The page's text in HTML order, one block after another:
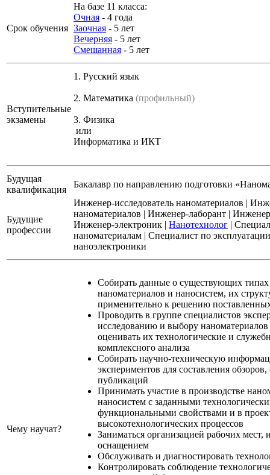
Срок обучения
На базе 11 класса:
Очная - 4 года
Заочная - 5 лет
Вечерняя - 5 лет
Смешанная - 5 лет
Вступительные
экзамены
1. Русский язык
2. Математика (профильный)
3. Физика
или
Информатика и ИКТ
Будущая
квалификация
Бакалавр по направлению подготовки
Будущие
профессии
Инженер-исследователь наноматериалов |
наноматериалов | Инженер-лаборант |
Инженер-электроник | Нанотехнолог |
наноматериалам | Специалист по
наноэлектроники
Чему научат?
Собирать данные о существующих
наноматериалов и наносистем, их
применительно к решению
Проводить в группе специалистов
исследованию и выбору
оценивать их технологические и
комплексного анализа
Собирать научно-техническую
экспериментов для составления
публикаций
Принимать участие в производстве
наносистем с заданными
функциональными свойствами и в
высокотехнологических процессов
Заниматься организацией рабочих мест,
оснащением
Обслуживать и диагностировать
Контролировать соблюдение